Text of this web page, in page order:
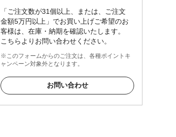
「ご注文数が31個以上、または、ご注文
金額5万円以上」でお買い上げご希望のお
客様は、在庫・納期を確認いたします。
こちらよりお問い合わせください。
※このフォームからのご注文は、各種ポイントキ
ャンペーン対象外となります。
お問い合わせ